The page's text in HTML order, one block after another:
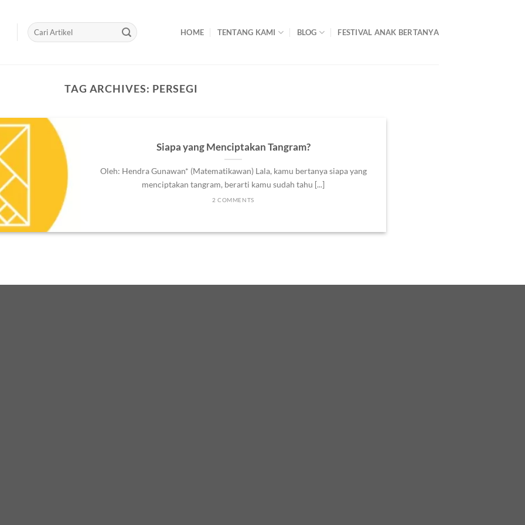
HOME TENTANG KAMI BLOG FESTIVAL ANAK BERTANYA
TAG ARCHIVES: PERSEGI
Siapa yang Menciptakan Tangram?
Oleh: Hendra Gunawan* (Matematikawan) Lala, kamu bertanya siapa yang
menciptakan tangram, berarti kamu sudah tahu [...]
2 COMMENTS